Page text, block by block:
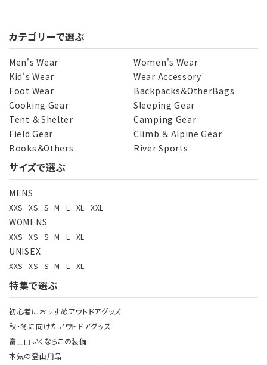
カテゴリーで選ぶ
Men's Wear
Women's Wear
Kid's Wear
Wear Accessory
Foot Wear
Backpacks＆OtherBags
Cooking Gear
Sleeping Gear
Tent ＆ Shelter
Camping Gear
Field Gear
Climb ＆ Alpine Gear
Books＆Others
River Sports
サイズで選ぶ
MENS
XXS XS S M L XL XXL
WOMENS
XXS XS S M L XL
UNISEX
XXS XS S M L XL
特集で選ぶ
初心者におすすめアウトドアグッズ
秋・冬に向けたアウトドアグッズ
富士山いくならこの装備
本気の登山用品